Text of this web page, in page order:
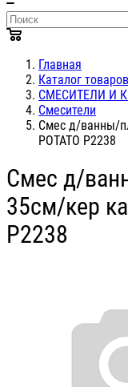
Главная
Каталог товаров
СМЕСИТЕЛИ И
Смесители
Смес д/ванны/
POTATO P2238
Смес д/
35см/кер
P2238